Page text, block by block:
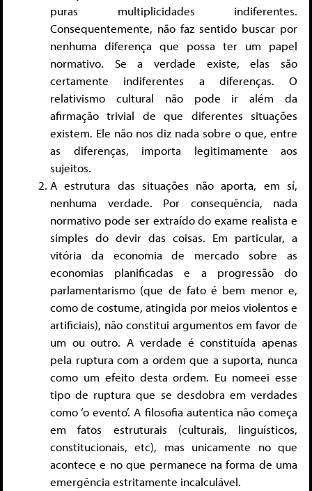
puras multiplicidades indiferentes.
Consequentemente, não faz sentido buscar por
nenhuma diferença que possa ter um papel
normativo. Se a verdade existe, elas são
certamente indiferentes a diferenças. O
relativismo cultural não pode ir além da
afirmação trivial de que diferentes situações
existem. Ele não nos diz nada sobre o que, entre
as diferenças, importa legitimamente aos
sujeitos.
A estrutura das situações não aporta, em sí,
nenhuma verdade. Por consequência, nada
normativo pode ser extraído do exame realista e
simples do devir das coisas. Em particular, a
vitória da economia de mercado sobre as
economias planificadas e a progressão do
parlamentarismo (que de fato é bem menor e,
como de costume, atingida por meios violentos e
artificiais), não constitui argumentos em favor de
um ou outro. A verdade é constituída apenas
pela ruptura com a ordem que a suporta, nunca
como um efeito desta ordem. Eu nomeei esse
tipo de ruptura que se desdobra em verdades
como ‘o evento’. A filosofia autentica não começa
em fatos estruturais (culturais, linguísticos,
constitucionais, etc), mas unicamente no que
acontece e no que permanece na forma de uma
emergência estritamente incalculável.